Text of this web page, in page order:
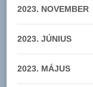
2023. NOVEMBER
2023. JÚNIUS
2023. MÁJUS